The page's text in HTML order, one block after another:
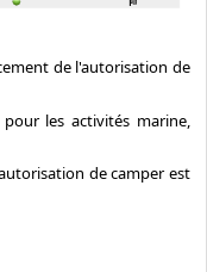
de l'autorisation de
les activités marine,
de camper est